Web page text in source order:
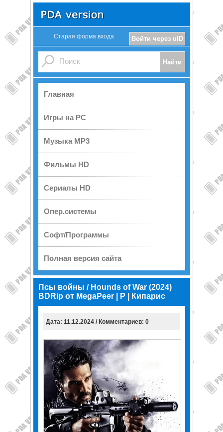
Войти через uID
Старая форма входа
Главная
Игры на PC
Музыка MP3
Фильмы HD
Сериалы HD
Опер.системы
Софт/Программы
Полная версия сайта
Псы войны / Hounds of War (2024)
BDRip от MegaPeer | P | Кипарис
Дата: 11.12.2024 / Комментариев: 0